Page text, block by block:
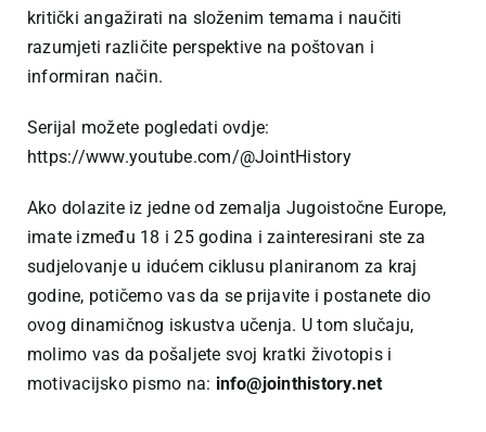
kritički angažirati na složenim temama i naučiti
razumjeti različite perspektive na poštovan i
informiran način.
Serijal možete pogledati ovdje:
https://www.youtube.com/@JointHistory
Ako dolazite iz jedne od zemalja Jugoistočne Europe,
imate između 18 i 25 godina i zainteresirani ste za
sudjelovanje u idućem ciklusu planiranom za kraj
godine, potičemo vas da se prijavite i postanete dio
ovog dinamičnog iskustva učenja. U tom slučaju,
molimo vas da pošaljete svoj kratki životopis i
motivacijsko pismo na: info@jointhistory.net